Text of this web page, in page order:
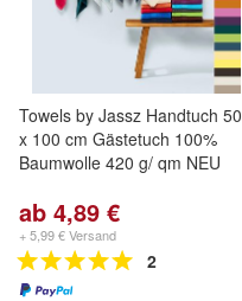
Towels by Jassz Handtuch 50
x 100 cm Gästetuch 100%
Baumwolle 420 g/ qm NEU
ab 4,89 €
+ 5,99 € Versand
2